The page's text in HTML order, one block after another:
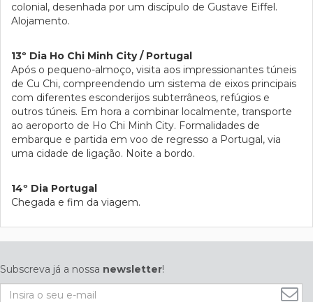
colonial, desenhada por um discípulo de Gustave Eiffel.
Alojamento.
13º Dia Ho Chi Minh City / Portugal
Após o pequeno-almoço, visita aos impressionantes túneis
de Cu Chi, compreendendo um sistema de eixos principais
com diferentes esconderijos subterrâneos, refúgios e
outros túneis. Em hora a combinar localmente, transporte
ao aeroporto de Ho Chi Minh City. Formalidades de
embarque e partida em voo de regresso a Portugal, via
uma cidade de ligação. Noite a bordo.
14º Dia Portugal
Chegada e fim da viagem.
Subscreva já a nossa newsletter!